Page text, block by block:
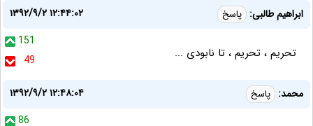
ابراهیم طالبی: پاسخ
۱۳۹۲/۹/۲ ۱۲:۴۴:۰۲
151
49
تحریم ، تحریم ، تا نابودی ...
محمد: پاسخ
۱۳۹۲/۹/۲ ۱۲:۴۸:۰۴
86